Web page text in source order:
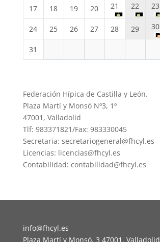
17 18 19 20 21 22 23
24 25 26 27 28 29 30
31
Federación Hípica de Castilla y León.
Plaza Martí y Monsó Nº3, 1º
47001, Valladolid
Tlf: 983371821/Fax: 983330045
Secretaria: secretariogeneral@fhcyl.es
Licencias: licencias@fhcyl.es
Contabilidad: contabilidad@fhcyl.es
info@fhcyl.es
Plaza Martí y Monsó, 3 47001, Valladolid